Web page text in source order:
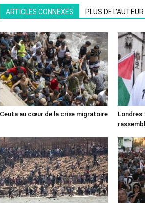
ARTICLES CONNEXES PLUS DE L'AUTEUR
Ceuta au cœur de la crise migratoire
Londres